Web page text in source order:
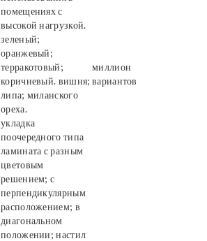
помещениях с
высокой нагрузкой.
зеленый;
оранжевый;
терракотовый;
коричневый. вишня;
липа; миланского
ореха.
миллион
вариантов
укладка
поочередного типа
ламината с разным
цветовым
решением; с
перпендикулярным
расположением; в
диагональном
положении; настил